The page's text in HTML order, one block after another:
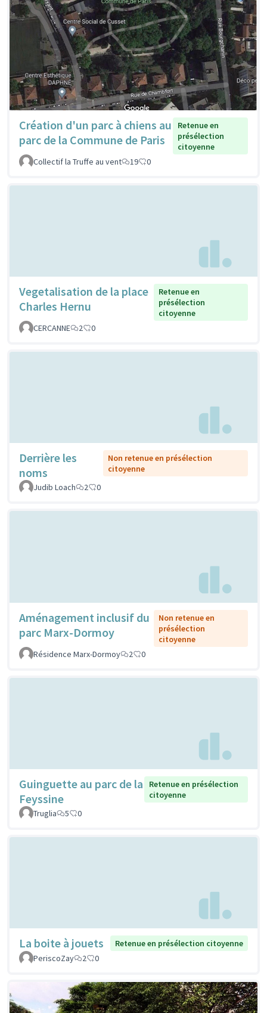
Création d'un parc à chiens au
parc de la Commune de Paris
Retenue en
présélection
citoyenne
Collectif la Truffe au vent
19 0
Vegetalisation de la place
Charles Hernu
Retenue en
présélection
citoyenne
CERCANNE
2 0
Derrière les
noms
Non retenue en présélection
citoyenne
Judib Loach
2 0
Aménagement inclusif du
parc Marx-Dormoy
Non retenue en
présélection
citoyenne
Résidence Marx-Dormoy
2 0
Guinguette au parc de la
Feyssine
Retenue en présélection
citoyenne
Truglia
5 0
La boite à jouets
Retenue en présélection citoyenne
PeriscoZay
2 0